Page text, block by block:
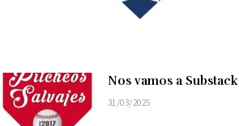
Nos vamos a Substack
31/03/2025